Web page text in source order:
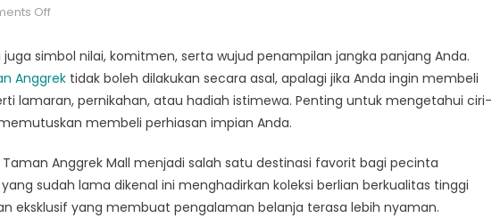
Offon
Toko
Berlian
Anggrek
yang
Terpercaya
dan
Berkualitas
simbol nilai, komitmen, serta wujud penampilan jangka panjang Anda.
Anggrek tidak boleh dilakukan secara asal, apalagi jika Anda ingin membeli
lamaran, pernikahan, atau hadiah istimewa. Penting untuk mengetahui ciri-
membeli perhiasan impian Anda.
Taman Anggrek Mall menjadi salah satu destinasi favorit bagi pecinta
sudah lama dikenal ini menghadirkan koleksi berlian berkualitas tinggi
eksklusif yang membuat pengalaman belanja terasa lebih nyaman.